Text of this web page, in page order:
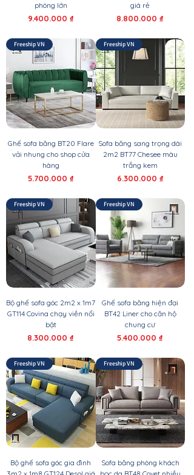
phòng lớn
Giá
9.400.000 ₫
giá rẻ
Giá
8.800.000 ₫
Freeship VN
Ghế sofa băng BT20 Flare
vải nhung cho shop cửa
hàng
Giá
5.700.000 ₫
Freeship VN
Sofa băng sang trọng dài
2m2 BT77 Chesee màu
trắng kem
Giá
6.300.000 ₫
Freeship VN
Bộ ghế sofa góc 2m2 x 1m7
GT114 Covina chạy viền nổi
bật
Giá
8.300.000 ₫
Freeship VN
Ghế sofa băng hiện đại
BT42 Liner cho căn hộ
chung cư
Giá
5.400.000 ₫
Freeship VN
Bộ ghế sofa góc gia đình
3m2 x 1m8 GT124 Desol giá
Freeship VN
Sofa băng phòng khách
bọc da BT48 Covet nhiều